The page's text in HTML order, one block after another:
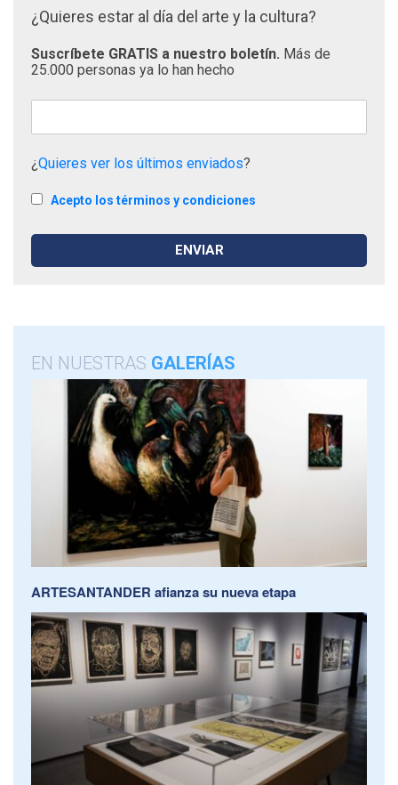
¿Quieres estar al día del arte y la cultura?
Suscríbete GRATIS a nuestro boletín. Más de
25.000 personas ya lo han hecho
¿Quieres ver los últimos enviados?
Acepto los términos y condiciones
EN NUESTRAS GALERÍAS
ARTESANTANDER afianza su nueva etapa